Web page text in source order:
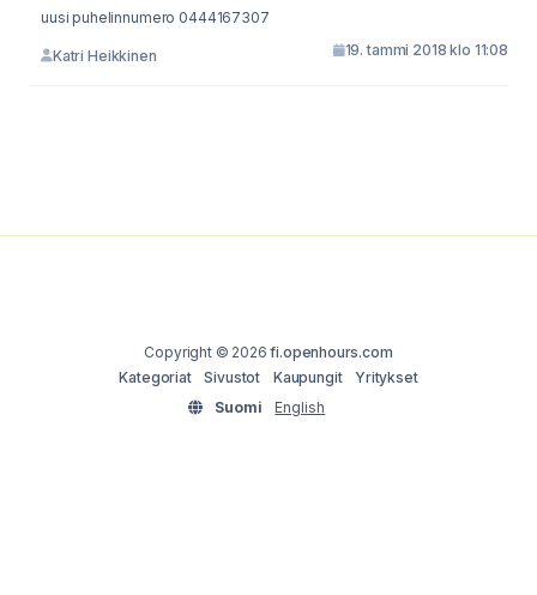
uusi puhelinnumero 0444167307
Katri Heikkinen 19. tammi 2018 klo 11:08
Copyright © 2026fi.openhours.com
Kategoriat
Sivustot Kaupungit
Yritykset
Suomi
English